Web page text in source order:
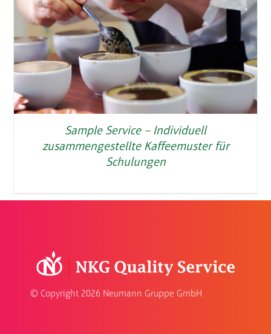
Sample Service – Individuell
zusammengestellte Kaffeemuster für
Schulungen
© Copyright 2026 Neumann Gruppe GmbH